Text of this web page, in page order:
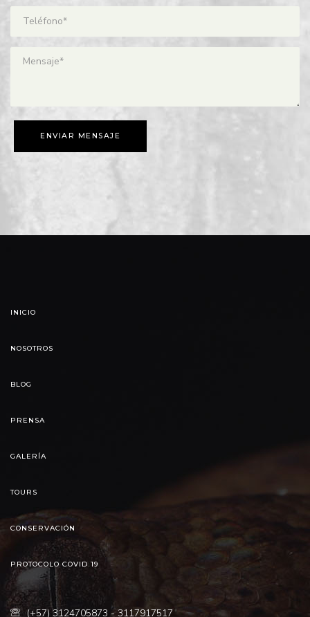
ENVIAR MENSAJE
INICIO
NOSOTROS
BLOG
PRENSA
GALERÍA
TOURS
CONSERVACIÓN
PROTOCOLO COVID 19
(+57) 3124705873 - 3117917517